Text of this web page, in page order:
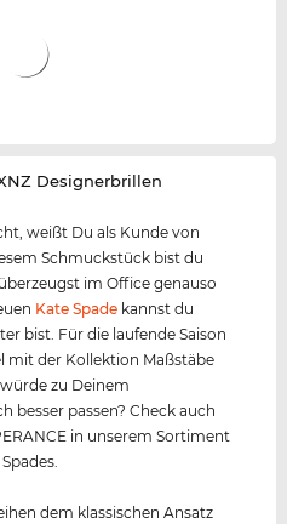
Designerbrillen
weißt Du als Kunde von
Schmuckstück bist du
im Office genauso
Kate Spade kannst du
bist. Für die laufende Saison
mit der Kollektion Maßstäbe
zu Deinem
besser passen? Check auch
in unserem Sortiment
dem klassischen Ansatz